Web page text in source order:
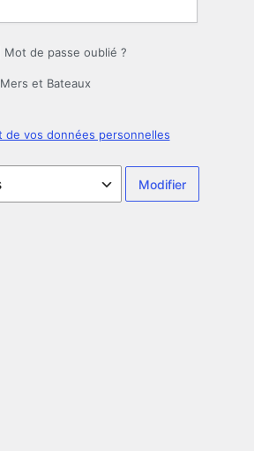
Mot de passe oublié ?
et Bateaux
de vos données personnelles